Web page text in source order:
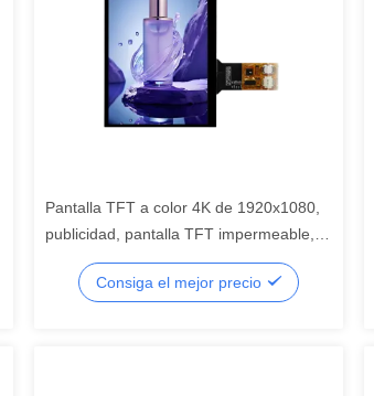
Pantalla TFT a color 4K de 1920x1080,
publicidad, pantalla TFT impermeable,
alto brillo, pantalla LCD de segmentos,
LCD de segmentos
Consiga el mejor precio